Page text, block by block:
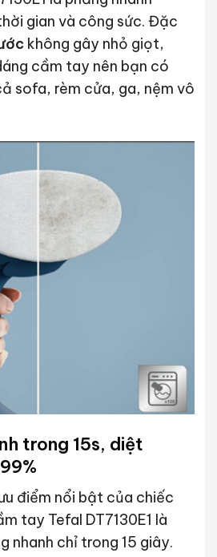
gian và công sức. Đặc
không gây nhỏ giọt,
cầm tay nên bạn có
sofa, rèm cửa, ga, nệm vô
trong 15s, diệt
điểm nổi bật của chiếc
tay Tefal DT7130E1 là
nhanh chỉ trong 15 giây.